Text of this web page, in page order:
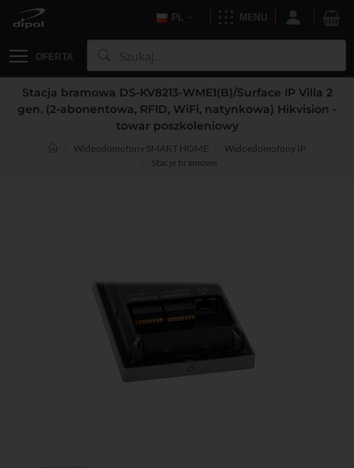
PL MENU
OFERTA
Stacja bramowa DS-KV8213-WME1(B)/Surface IP Villa 2
gen. (2-abonentowa, RFID, WiFi, natynkowa) Hikvision -
towar poszkoleniowy
Wideodomofony SMART HOME
Widoedomofony IP
Stacje bramowe